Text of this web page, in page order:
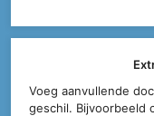
Voeg aanvullende
geschil. Bijvoorbeeld